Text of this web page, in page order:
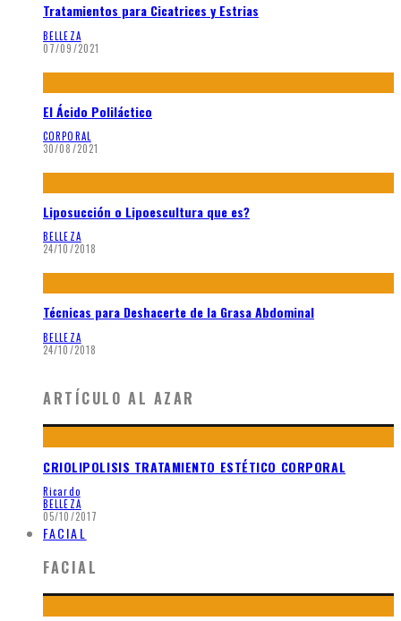
Tratamientos para Cicatrices y Estrias
BELLEZA
07/09/2021
El Ácido Poliláctico
CORPORAL
30/08/2021
Liposucción o Lipoescultura que es?
BELLEZA
24/10/2018
Técnicas para Deshacerte de la Grasa Abdominal
BELLEZA
24/10/2018
ARTÍCULO AL AZAR
CRIOLIPOLISIS TRATAMIENTO ESTÉTICO CORPORAL
Ricardo
BELLEZA
05/10/2017
FACIAL
FACIAL